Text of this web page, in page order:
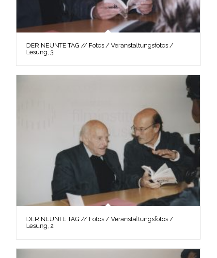
DER NEUNTE TAG // Fotos / Veranstaltungsfotos /
Lesung, 3
DER NEUNTE TAG // Fotos / Veranstaltungsfotos /
Lesung, 2